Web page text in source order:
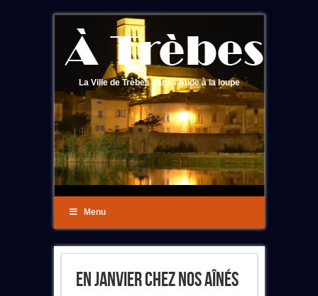
La Ville de Trèbes dans l'Aude à la loupe
Menu
En Janvier Chez Nos Aînés